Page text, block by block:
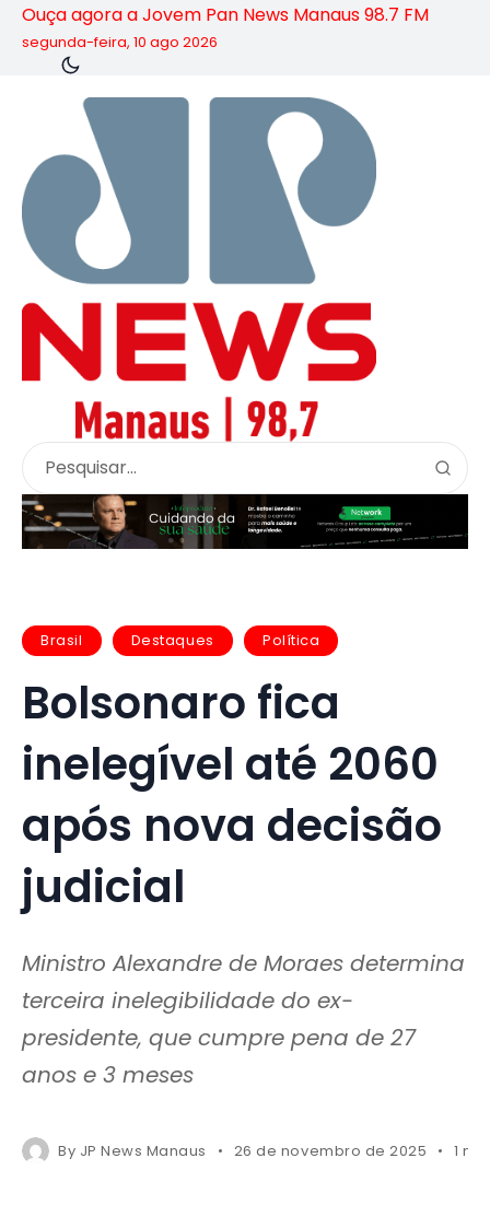
Ouça agora a Jovem Pan News Manaus 98.7 FM
segunda-feira, 10 ago 2026
Brasil Destaques Política
Bolsonaro fica
inelegível até 2060
após nova decisão
judicial
Ministro Alexandre de Moraes determina
terceira inelegibilidade do ex-
presidente, que cumpre pena de 27
anos e 3 meses
By JP News Manaus 26 de novembro de 2025 1